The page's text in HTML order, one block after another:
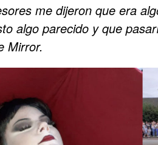
me dijeron que era
algo parecido y que
Mirror.